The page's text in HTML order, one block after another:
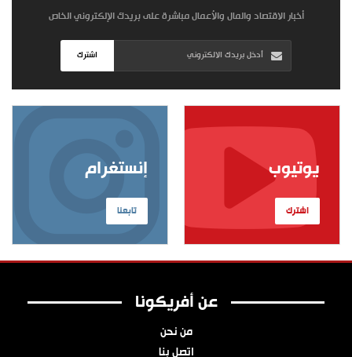
أخبار الاقتصاد والمال والأعمال مباشرة على بريدك الإلكتروني الخاص
اشترك
إنستغرام
تابعنا
يوتيوب
اشترك
عن أفريكونا
من نحن
اتصل بنا